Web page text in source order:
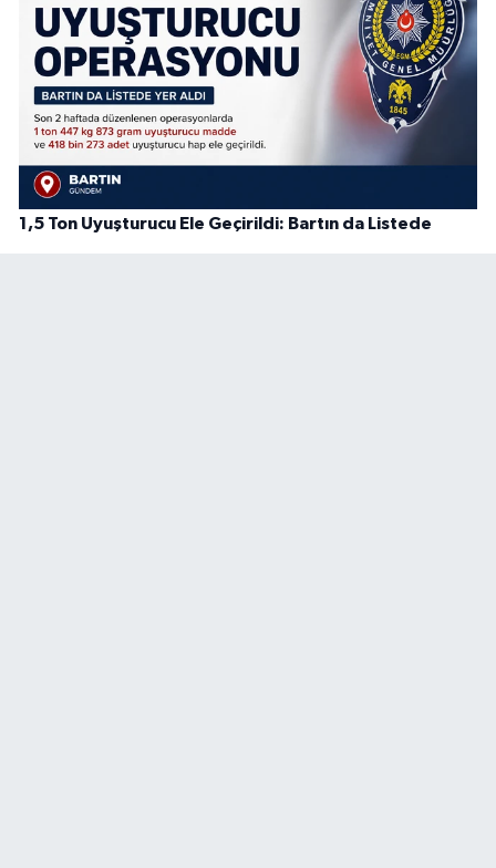
1,5 Ton Uyuşturucu Ele Geçirildi: Bartın da Listede